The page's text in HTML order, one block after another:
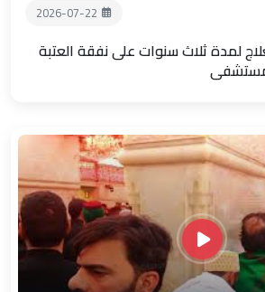
2026-07-22
لمدة ثلاث سنوات على نفقة العتبة
مستشفى